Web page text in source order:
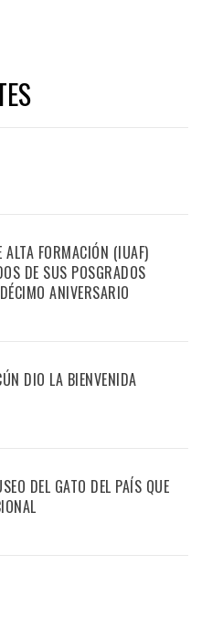
FORMACIÓN (IUAF)
DE SUS POSGRADOS
ANIVERSARIO
DIO LA BIENVENIDA
DEL GATO DEL PAÍS QUE